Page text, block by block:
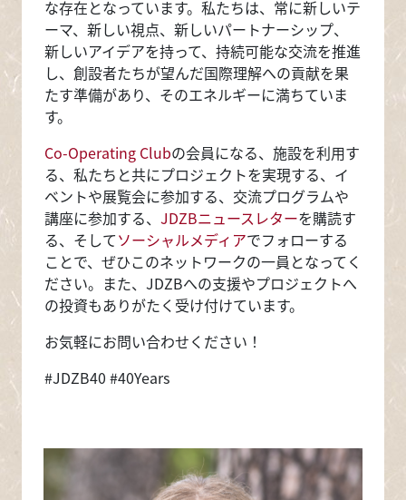
な存在となっています。私たちは、常に新しいテ
ーマ、新しい視点、新しいパートナーシップ、
新しいアイデアを持って、持続可能な交流を推進
し、創設者たちが望んだ国際理解への貢献を果
たす準備があり、そのエネルギーに満ちていま
す。
Co-Operating Clubの会員になる、施設を利用す
る、私たちと共にプロジェクトを実現する、イ
ベントや展覧会に参加する、交流プログラムや
講座に参加する、 JDZBニュースレターを購読す
る、そしてソーシャルメディアでフォローする
ことで、ぜひこのネットワークの一員となってく
ださい。また、JDZBへの支援やプロジェクトへ
の投資もありがたく受け付けています。
お気軽にお問い合わせください！
#JDZB40 #40Years